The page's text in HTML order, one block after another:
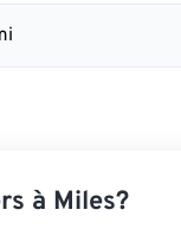
à Miles?